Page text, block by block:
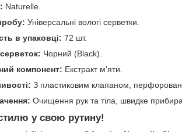
Naturelle.
Універсальні вологі серветки.
в упаковці: 72 шт.
Чорний (Black).
компонент: Екстракт м'яти.
З пластиковим клапаном,
Очищення рук та тіла, швидке
у свою рутину!